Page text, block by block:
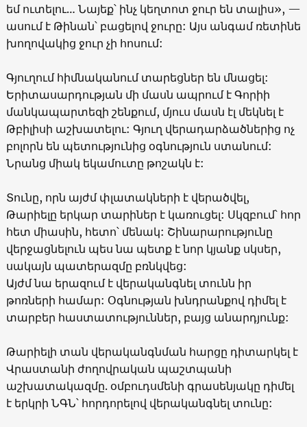
եմ ուտելու… Նայեք՝ ինչ կեղտոտ ջուր են տալիս», —
ասում է Թինան՝ բացելով ջուրը: Այս անգամ ռետինե
խողովակից ջուր չի հոսում:
Գյուղում հիմնականում տարեցներ են մնացել:
Երիտասարդության մի մասն ապրում է Գորիի
մանկապարտեզի շենքում, մյուս մասն էլ մեկնել է
Թբիլիսի աշխատելու: Գյուղ վերադարձածներից ոչ
բոլորն են պետությունից օգնություն ստանում:
Նրանց միակ եկամուտը թոշակն է:
Տունը, որն այժմ փլատակների է վերածվել,
Թարիելը երկար տարիներ է կառուցել: Սկզբում՝ հոր
հետ միասին, հետո՝ մենակ: Շինարարությունը
վերջացնելուն պես նա պետք է նոր կյանք սկսեր,
սակայն պատերազմը բռնկվեց:
Այժմ նա երազում է վերականգնել տունն իր
թոռների համար: Օգնության խնդրանքով դիմել է
տարբեր հաստատություններ, բայց անարդյունք:
Թարիելի տան վերականգնման հարցը դիտարկել է
Վրաստանի ժողովրական պաշտպանի
աշխատակազմը. օմբուդսմենի գրասենյակը դիմել
է երկրի ՆԳՆ՝ հորդորելով վերականգնել տունը: